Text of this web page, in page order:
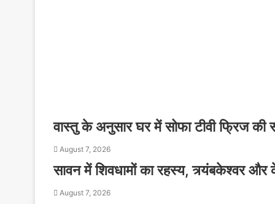
वास्तु के अनुसार घर में सोफा टीवी फ्रिज की
August 7, 2026
सावन में शिवधामों का रहस्य, त्र्यंबकेश्वर और
August 7, 2026